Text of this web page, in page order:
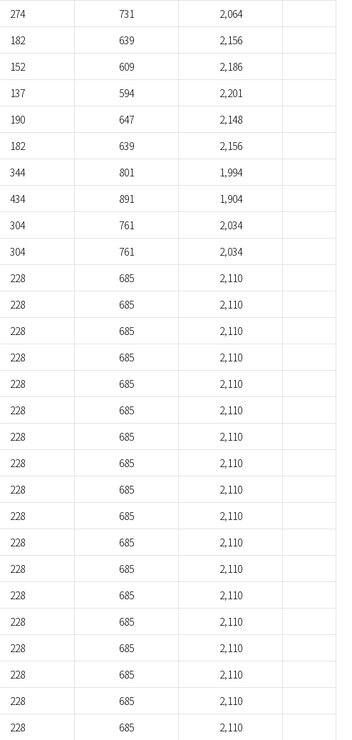
274 731
2,064
182 639
2,156
152 609
2,186
137 594
2,201
190 647
2,148
182 639
2,156
344 801
1,994
434 891
1,904
304 761
2,034
304 761
2,034
228 685
2,110
228 685
2,110
228 685
2,110
228 685
2,110
228 685
2,110
228 685
2,110
228 685
2,110
228 685
2,110
228 685
2,110
228 685
2,110
228 685
2,110
228 685
2,110
228 685
2,110
228 685
2,110
228 685
2,110
228 685
2,110
228 685
2,110
228 685
2,110